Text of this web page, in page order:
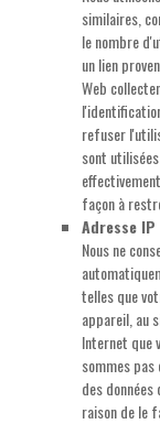
similaires,
le nombre
un lien
Web
refuser
sont
façon à
Adresse
Nous ne
telles que
appareil, au
Internet que
sommes
des
raison de le